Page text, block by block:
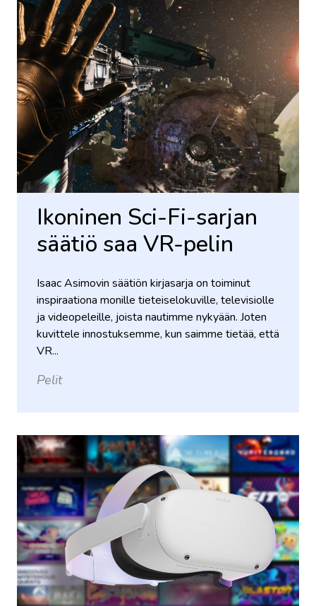
Ikoninen Sci-Fi-sarjan
säätiö saa VR-pelin
Isaac Asimovin säätiön kirjasarja on toiminut
inspiraationa monille tieteiselokuville, televisiolle
ja videopeleille, joista nautimme nykyään. Joten
kuvittele innostuksemme, kun saimme tietää, että
VR...
Pelit